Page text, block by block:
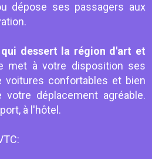
dépose ses passagers aux
dessert la région d'art et
met à votre disposition ses
voitures confortables et bien
déplacement agréable.
à l'hôtel.